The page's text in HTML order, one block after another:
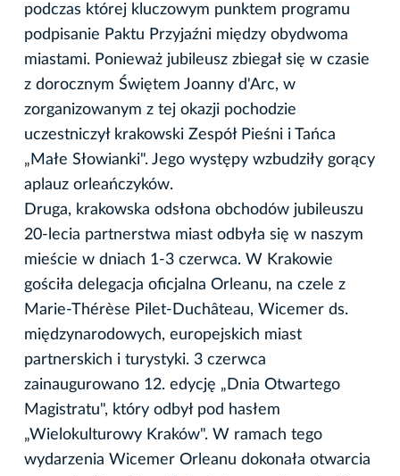
podczas której kluczowym punktem programu
podpisanie Paktu Przyjaźni między obydwoma
miastami. Ponieważ jubileusz zbiegał się w czasie
z dorocznym Świętem Joanny d'Arc, w
zorganizowanym z tej okazji pochodzie
uczestniczył krakowski Zespół Pieśni i Tańca
„Małe Słowianki". Jego występy wzbudziły gorący
aplauz orleańczyków.
Druga, krakowska odsłona obchodów jubileuszu
20-lecia partnerstwa miast odbyła się w naszym
mieście w dniach 1-3 czerwca. W Krakowie
gościła delegacja oficjalna Orleanu, na czele z
Marie-Thérèse Pilet-Duchâteau, Wicemer ds.
międzynarodowych, europejskich miast
partnerskich i turystyki. 3 czerwca
zainaugurowano 12. edycję „Dnia Otwartego
Magistratu", który odbył pod hasłem
„Wielokulturowy Kraków". W ramach tego
wydarzenia Wicemer Orleanu dokonała otwarcia